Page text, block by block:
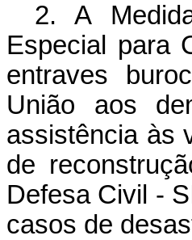
2. A
Especial para
entraves
União aos
assistência às
de
Defesa Civil -
casos de